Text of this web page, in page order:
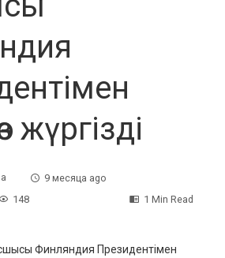
жүргізді
9 месяца ago
148 1 Min Read
Финляндия Президентімен